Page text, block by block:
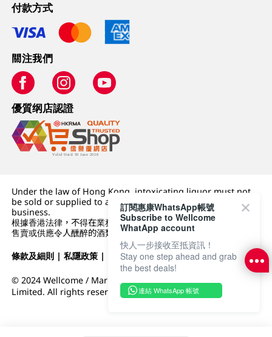
付款方式
關注我們
優質纲店認證
Under the law of Hong Kong, intoxicating liquor must not
be sold or supplied to a minor (under 18) in the course of
business.
根據香港法律，不得在業務過程中，向未成年人 (18 歲以下人士)
售賣或供應令人醺醉的酒類。
條款及細則 |私隱政策 | DFI零售集團
© 2024 Wellcome / Market Place. The Dairy Farm Company
Limited. All rights reserved.
訂閱惠康WhatsApp帳號
Subscribe to Wellcome
WhatApp account
快人一步接收至抵資訊！
Stay one step ahead and grab
the best deals!
連結 WhatsApp 帳號